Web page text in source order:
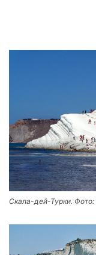
Скала-дей-Турки. Фото: